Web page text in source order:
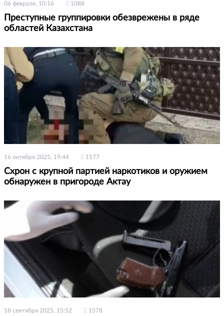
06 февраля, 10:16 1088
Преступные группировки обезврежены в ряде
областей Казахстана
16 октября 2025, 19:44 1177
Схрон с крупной партией наркотиков и оружием
обнаружен в пригороде Актау
18 сентября 2025, 15:52 1578